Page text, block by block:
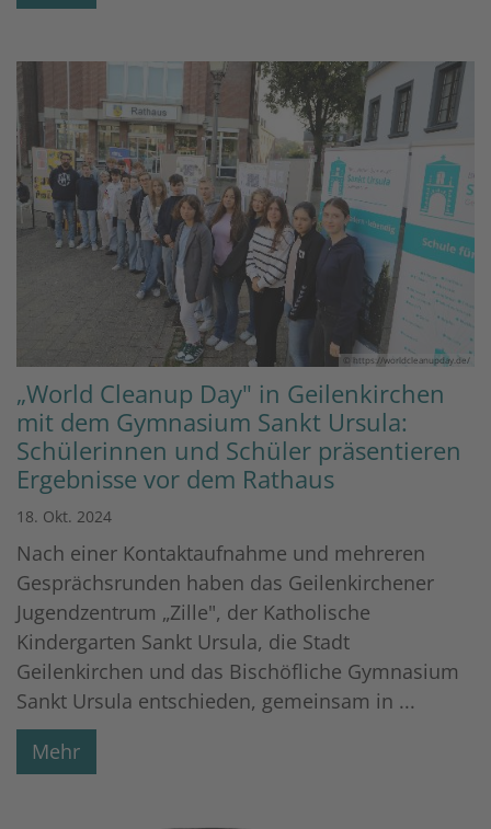
© https://worldcleanupday.de/
„World Cleanup Day" in Geilenkirchen
mit dem Gymnasium Sankt Ursula:
Schülerinnen und Schüler präsentieren
Ergebnisse vor dem Rathaus
18. Okt. 2024
Nach einer Kontaktaufnahme und mehreren
Gesprächsrunden haben das Geilenkirchener
Jugendzentrum „Zille", der Katholische
Kindergarten Sankt Ursula, die Stadt
Geilenkirchen und das Bischöfliche Gymnasium
Sankt Ursula entschieden, gemeinsam in ...
Mehr